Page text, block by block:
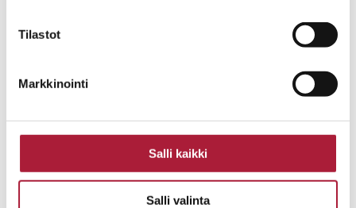
Tilastot
Markkinointi
Salli kaikki
Salli valinta